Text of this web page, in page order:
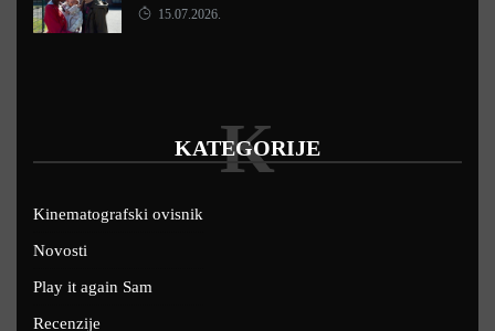
15.07.2026.
KATEGORIJE
K
Kinematografski ovisnik
Novosti
Play it again Sam
Recenzije